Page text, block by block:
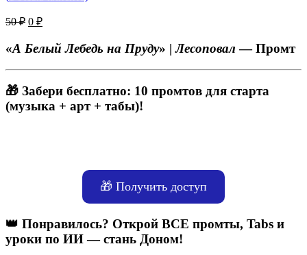
50₽ Первоначальная
составляла
0 ₽Текущая
0 ₽.
«А Белый Лебедь на Пруду» |Лесоповал — Промт
🎁 Забери бесплатно: 10 промтов для старта
(музыка + арт + табы)!
🎁 Получить доступ
👑 Понравилось? Открой ВСЕ промты, Tabs и
уроки по ИИ — стань Доном!